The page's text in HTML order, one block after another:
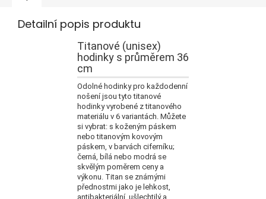
Detailní popis produktu
Titanové (unisex)
hodinky s průměrem 36
cm
Odolné hodinky pro každodenní
nošení jsou tyto titanové
hodinky vyrobené z titanového
materiálu v 6 variantách. Můžete
si vybrat: s koženým páskem
nebo titanovým kovovým
páskem, v barvách ciferníku;
černá, bílá nebo modrá se
skvělým poměrem ceny a
výkonu. Titan se známými
přednostmi jako je lehkost,
antibakteriální, ušlechtilý a